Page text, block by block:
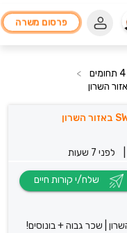
פרסום משרה
>
לפני 7 שעות